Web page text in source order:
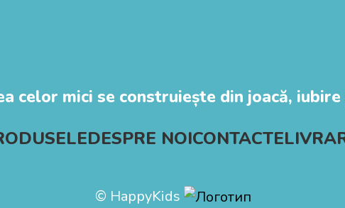
celor mici se construiește din joacă,
DESPRE NOICONTACTE
© HappyKids